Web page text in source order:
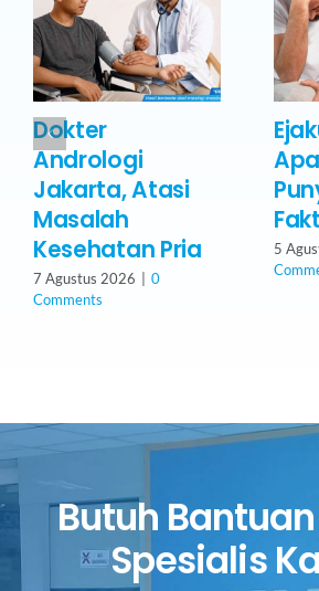
Dokter
Andrologi
Jakarta, Atasi
Masalah
Kesehatan Pria
7 Agustus 2026
0
Comments
5
Butuh
Spesialis